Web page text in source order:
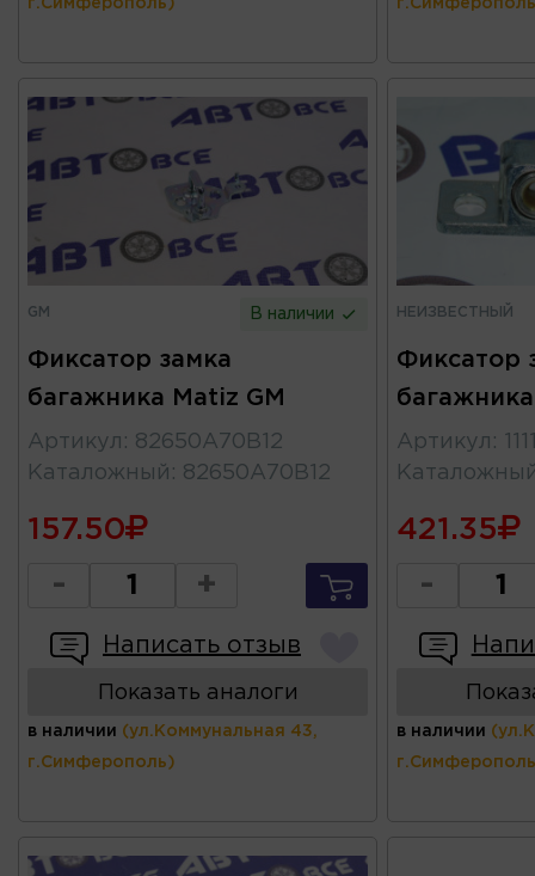
г.Симферополь)
GM В наличии
Фиксатор замка
багажника Matiz GM
Артикул : 82650А70В12
Каталожный : 82650А70В12
157.50
- +
Написать отзыв
Показать аналоги
в наличии (ул.Коммунальная 43,
г.Симферополь)
НЕИЗВЕСТНЫЙ
Фиксатор
Артикул :
421.35
-
в наличии